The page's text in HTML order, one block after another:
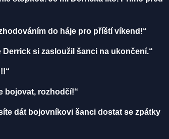
do háje pro příští víkend!“
Derrick si zasloužil šanci na ukončení.“
bojovat, rozhodčí!“
dát bojovníkovi šanci dostat se zpátky